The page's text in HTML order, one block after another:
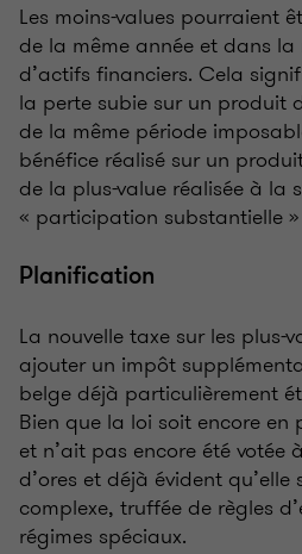
Les moins-values pourraient
de la même année et dans
d’actifs financiers. Cela
la perte subie sur un produit
de la même période
bénéfice réalisé sur un
de la plus-value réalisée à la
« participation substantielle
Planification
La nouvelle taxe sur les plus-
ajouter un impôt
belge déjà particulièrement
Bien que la loi soit encore
et n’ait pas encore été votée
d’ores et déjà évident
complexe, truffée de règles
régimes spéciaux.